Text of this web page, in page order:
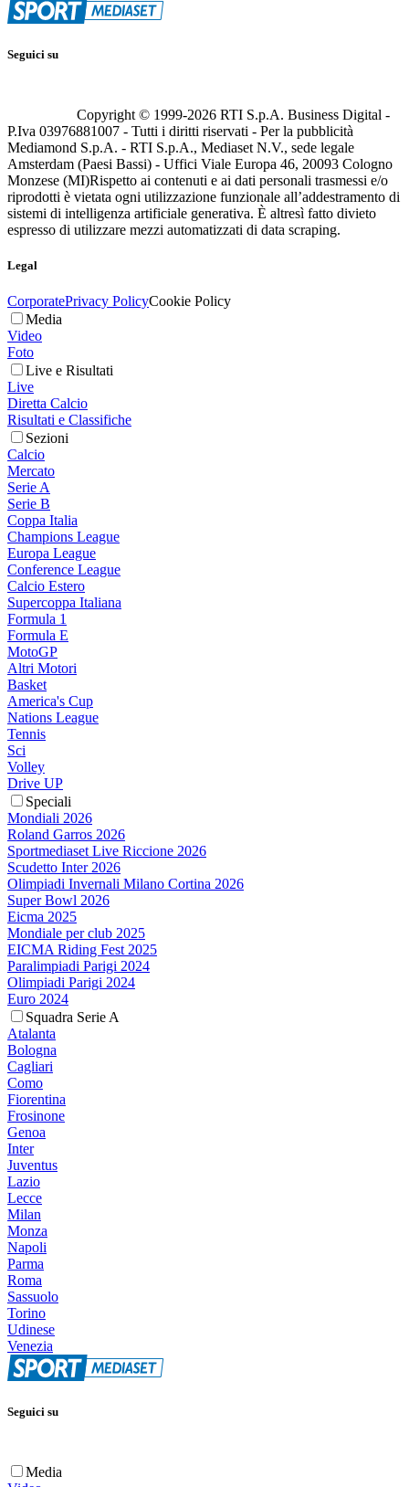
Seguici su
Copyright © 1999-2026 RTI S.p.A. Business Digital -
P.Iva 03976881007 - Tutti i diritti riservati - Per la pubblicità
Mediamond S.p.A. - RTI S.p.A., Mediaset N.V., sede legale
Amsterdam (Paesi Bassi) - Uffici Viale Europa 46, 20093 Cologno
Monzese (MI)Rispetto ai contenuti e ai dati personali trasmessi e/o
riprodotti è vietata ogni utilizzazione funzionale all’addestramento di
sistemi di intelligenza artificiale generativa. È altresì fatto divieto
espresso di utilizzare mezzi automatizzati di data scraping.
Legal
CorporatePrivacy PolicyCookie Policy
Media
Video
Foto
Live e Risultati
Live
Diretta Calcio
Risultati e Classifiche
Sezioni
Calcio
Mercato
Serie A
Serie B
Coppa Italia
Champions League
Europa League
Conference League
Calcio Estero
Supercoppa Italiana
Formula 1
Formula E
MotoGP
Altri Motori
Basket
America's Cup
Nations League
Tennis
Sci
Volley
Drive UP
Speciali
Mondiali 2026
Roland Garros 2026
Sportmediaset Live Riccione 2026
Scudetto Inter 2026
Olimpiadi Invernali Milano Cortina 2026
Super Bowl 2026
Eicma 2025
Mondiale per club 2025
EICMA Riding Fest 2025
Paralimpiadi Parigi 2024
Olimpiadi Parigi 2024
Euro 2024
Squadra Serie A
Atalanta
Bologna
Cagliari
Como
Fiorentina
Frosinone
Genoa
Inter
Juventus
Lazio
Lecce
Milan
Monza
Napoli
Parma
Roma
Sassuolo
Torino
Udinese
Venezia
Seguici su
Media